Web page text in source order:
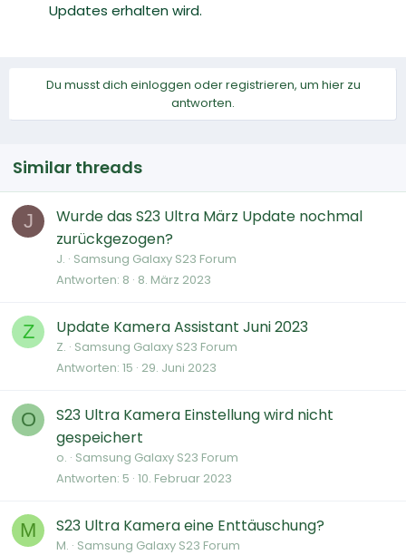
Updates erhalten wird.
Du musst dich einloggen oder registrieren, um hier zu
antworten.
Similar threads
J
Wurde das S23 Ultra März Update nochmal
zurückgezogen?
J. Samsung Galaxy S23 Forum
Antworten 8 8. März 2023
Z Update Kamera Assistant Juni 2023
Z. Samsung Galaxy S23 Forum
Antworten 15 29. Juni 2023
O
S23 Ultra Kamera Einstellung wird nicht
gespeichert
o. Samsung Galaxy S23 Forum
Antworten 5 10. Februar 2023
M S23 Ultra Kamera eine Enttäuschung?
M. Samsung Galaxy S23 Forum